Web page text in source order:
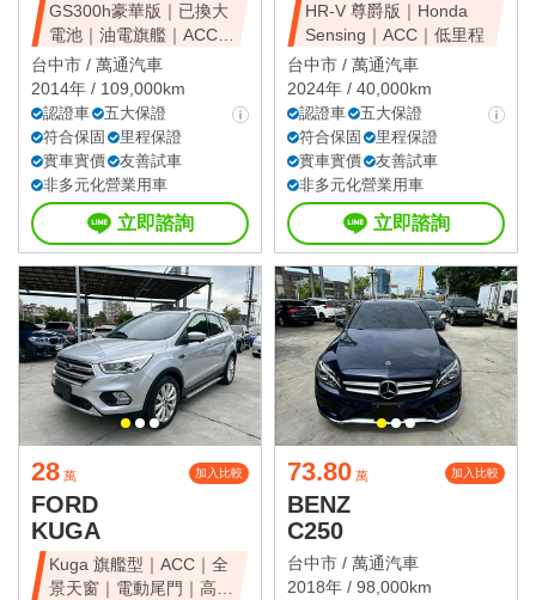
GS300h豪華版｜已換大
電池｜油電旗艦｜ACC｜
天窗豪華房
台中市 / 萬通汽車
2014年 / 109,000km
認證車
五大保證
符合保固
里程保證
實車實價
友善試車
非多元化營業用車
立即諮詢
HR-V 尊爵版｜Honda
Sensing｜ACC｜低里程
台中市 / 萬通汽車
2024年 / 40,000km
認證車
五大保證
符合保固
里程保證
實車實價
友善試車
非多元化營業用車
立即諮詢
28 萬 加入比較
FORD
KUGA
Kuga 旗艦型｜ACC｜全
景天窗｜電動尾門｜高CP
73.80 萬 加入比較
BENZ
C250
台中市 / 萬通汽車
2018年 / 98,000km